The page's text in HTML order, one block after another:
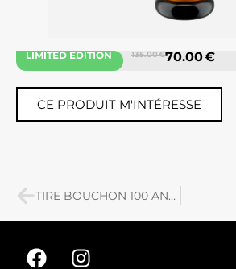
LIMITED EDITION 135.00 €70.00 €
CE PRODUIT M'INTÉRESSE
TIRE BOUCHON 100 ANS TWERGI- ALESSI